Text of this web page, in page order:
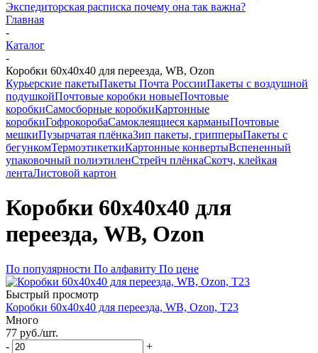
Экспедиторская расписка почему она так важна?
Главная
-
Каталог
-
Коробки 60х40х40 для переезда, WB, Ozon
Курьерские пакетыПакеты Почта РоссииПакеты с воздушной
подушкойПочтовые коробки новыеПочтовые
коробкиСамосборные коробкиКартонные
коробкиГофрокоробаСамоклеящиеся карманыПочтовые
мешкиПузырчатая плёнкаЗип пакеты, грипперыПакеты с
бегункомТермоэтикеткиКартонные конвертыВспененный
упаковочный полиэтиленСтрейч плёнкаСкотч, клейкая
лентаЛистовой картон
Коробки 60х40х40 для
переезда, WB, Ozon
По популярности По алфавиту По цене
Быстрый просмотр
Коробки 60х40х40 для переезда, WB, Ozon, Т23
Много
77 руб./шт.
-
+